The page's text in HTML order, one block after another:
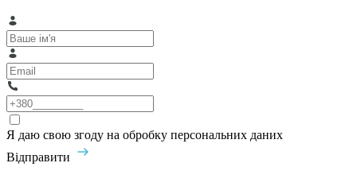
Я даю свою згоду на обробку персональних даних
Відправити